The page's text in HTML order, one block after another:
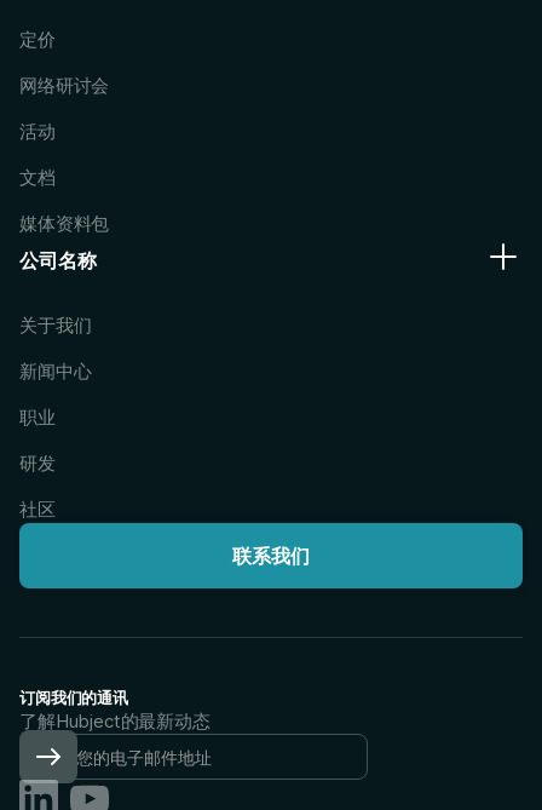
定价
网络研讨会
活动
文档
媒体资料包
公司名称
关于我们
新闻中心
职业
研发
社区
联系我们
订阅我们的通讯
了解Hubject的最新动态